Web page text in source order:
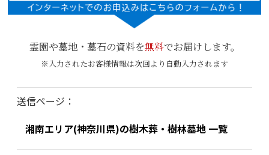
霊園や墓地・墓石の資料を無料でお届けします。
※入力されたお客様情報は次回より自動入力されます
送信ページ：